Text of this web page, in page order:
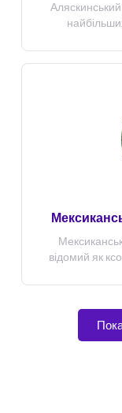
відомий як